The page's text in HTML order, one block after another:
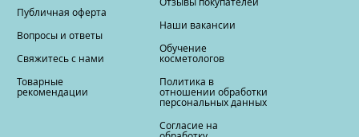
Публичная оферта
Вопросы и ответы
Свяжитесь с нами
Товарные
рекомендации
Наши вакансии
Обучение
косметологов
Политика в
отношении обработки
персональных данных
Согласие на